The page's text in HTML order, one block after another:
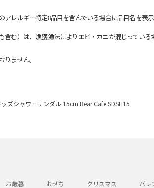
レルギー特定8品目を含んでいる場合に品目名を表示
む）は、漁獲漁法によりエビ・カニが混じってい
ません。
ッズシャワーサンダル 15cm Bear Cafe SDSH15
お歳暮 おせち クリスマス バレ